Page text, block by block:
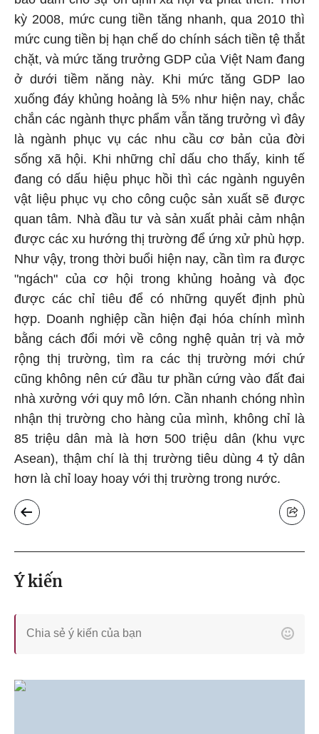
kỳ 2008, mức cung tiền tăng nhanh, qua 2010 thì
mức cung tiền bị hạn chế do chính sách tiền tệ thắt
chặt, và mức tăng trưởng GDP của Việt Nam đang
ở dưới tiềm năng này. Khi mức tăng GDP lao
xuống đáy khủng hoảng là 5% như hiện nay, chắc
chắn các ngành thực phẩm vẫn tăng trưởng vì đây
là ngành phục vụ các nhu cầu cơ bản của đời
sống xã hội. Khi những chỉ dấu cho thấy, kinh tế
đang có dấu hiệu phục hồi thì các ngành nguyên
vật liệu phục vụ cho công cuộc sản xuất sẽ được
quan tâm. Nhà đầu tư và sản xuất phải cảm nhận
được các xu hướng thị trường để ứng xử phù hợp.
Như vậy, trong thời buổi hiện nay, cần tìm ra được
"ngách" của cơ hội trong khủng hoảng và đọc
được các chỉ tiêu để có những quyết định phù
hợp. Doanh nghiệp cần hiện đại hóa chính mình
bằng cách đổi mới về công nghệ quản trị và mở
rộng thị trường, tìm ra các thị trường mới chứ
cũng không nên cứ đầu tư phần cứng vào đất đai
nhà xưởng với quy mô lớn. Cần nhanh chóng nhìn
nhận thị trường cho hàng của mình, không chỉ là
85 triệu dân mà là hơn 500 triệu dân (khu vực
Asean), thậm chí là thị trường tiêu dùng 4 tỷ dân
hơn là chỉ loay hoay với thị trường trong nước.
Ý kiến